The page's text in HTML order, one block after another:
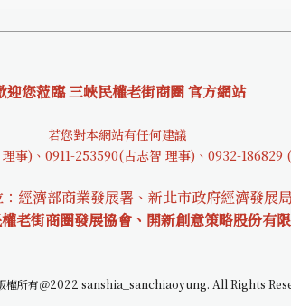
迎您蒞臨 三峽民權老街商圈 官方網站
若您對本網站有任何建議
事)、0911-253590(古志智 理事)、0932-186829
經濟部商業發展署、新北市政府經濟發展局
老街商圈發展協會、開新創意策略股份有
權所有＠2022 sanshia_sanchiaoyung. All Rights